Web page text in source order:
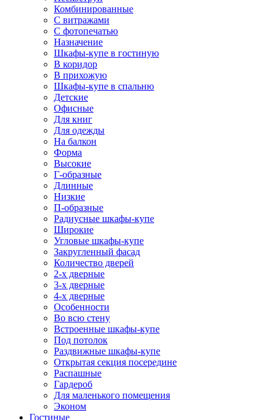
Комбинированные
С витражами
С фотопечатью
Назначение
Шкафы-купе в гостиную
В коридор
В прихожую
Шкафы-купе в спальню
Детские
Офисные
Для книг
Для одежды
На балкон
Форма
Высокие
Г-образные
Длинные
Низкие
П-образные
Радиусные шкафы-купе
Широкие
Угловые шкафы-купе
Закругленный фасад
Количество дверей
2-х дверные
3-х дверные
4-х дверные
Особенности
Во всю стену
Встроенные шкафы-купе
Под потолок
Раздвижные шкафы-купе
Открытая секция посередине
Распашные
Гардероб
Для маленького помещения
Эконом
Гостиные